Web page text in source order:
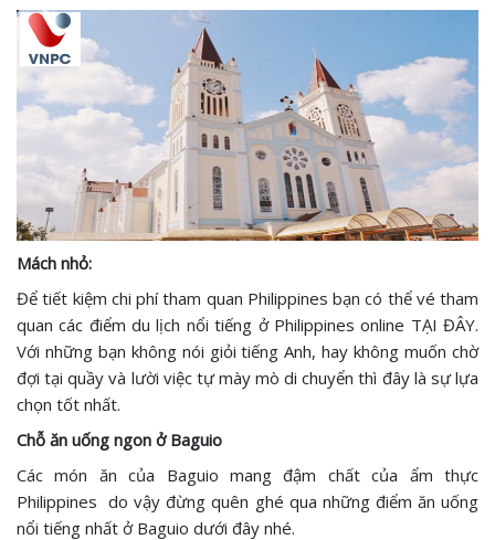
Mách nhỏ:
Để tiết kiệm chi phí tham quan Philippines bạn có thể vé tham
quan các điểm du lịch nổi tiếng ở Philippines online TẠI ĐÂY.
Với những bạn không nói giỏi tiếng Anh, hay không muốn chờ
đợi tại quầy và lười việc tự mày mò di chuyển thì đây là sự lựa
chọn tốt nhất.
Chỗ ăn uống ngon ở Baguio
Các món ăn của Baguio mang đậm chất của ẩm thực
Philippines do vậy đừng quên ghé qua những điểm ăn uống
nổi tiếng nhất ở Baguio dưới đây nhé.